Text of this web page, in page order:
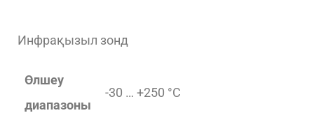
Инфрақызыл зонд
Өлшеу
диапазоны
-30 … +250 °C